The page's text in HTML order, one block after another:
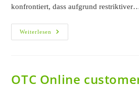
konfrontiert, dass aufgrund
Weiterlesen
Pharma
Google
Healthcare-
Produkte
OTC Online